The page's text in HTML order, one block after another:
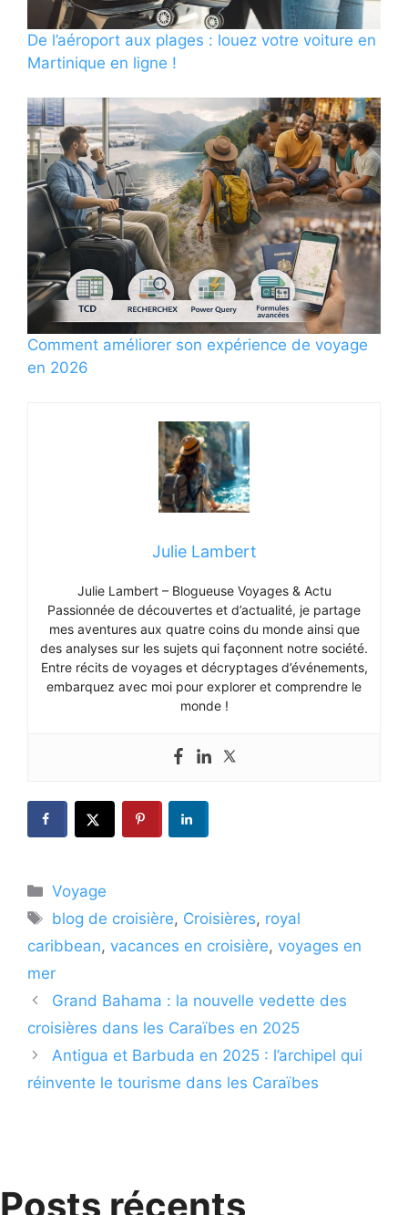
De l’aéroport aux plages : louez votre voiture en
Martinique en ligne !
Comment améliorer son expérience de voyage
en 2026
Julie Lambert
Julie Lambert – Blogueuse Voyages & Actu
Passionnée de découvertes et d’actualité, je partage
mes aventures aux quatre coins du monde ainsi que
des analyses sur les sujets qui façonnent notre société.
Entre récits de voyages et décryptages d’événements,
embarquez avec moi pour explorer et comprendre le
monde !
Catégories
Voyage
Étiquettes
blog de croisière, Croisières, royal
caribbean, vacances en croisière, voyages en
mer
Grand Bahama : la nouvelle vedette des
croisières dans les Caraïbes en 2025
Antigua et Barbuda en 2025 : l’archipel qui
réinvente le tourisme dans les Caraïbes
Posts récents